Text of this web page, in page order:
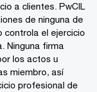
a clientes. PwCIL
de ninguna de
controla el ejercicio
Ninguna firma
los actos u
miembro, así
profesional de